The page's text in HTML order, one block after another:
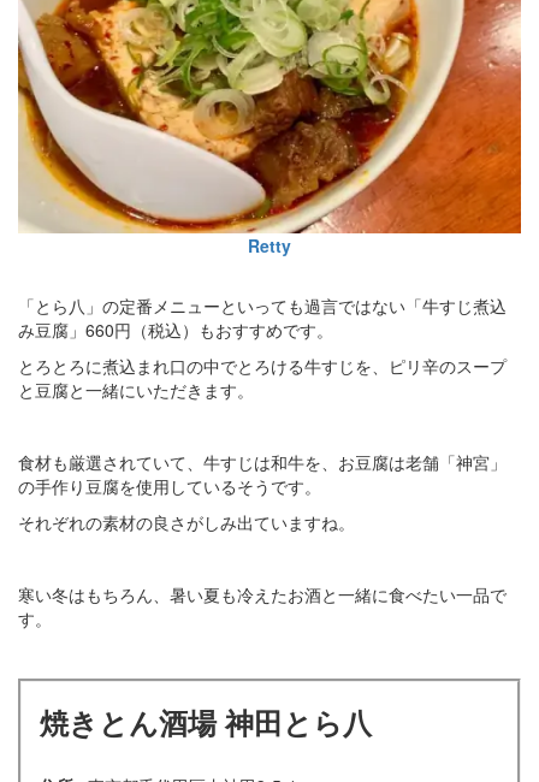
Retty
「とら八」の定番メニューといっても過言ではない「牛すじ煮込
み豆腐」660円（税込）もおすすめです。
とろとろに煮込まれ口の中でとろける牛すじを、ピリ辛のスープ
と豆腐と一緒にいただきます。
食材も厳選されていて、牛すじは和牛を、お豆腐は老舗「神宮」
の手作り豆腐を使用しているそうです。
それぞれの素材の良さがしみ出ていますね。
寒い冬はもちろん、暑い夏も冷えたお酒と一緒に食べたい一品で
す。
焼きとん酒場 神田とら八